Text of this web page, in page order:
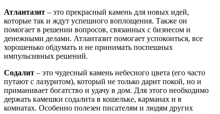
Атлантазит – это прекрасный камень для новых идей,
которые так и ждут успешного воплощения. Также он
помогает в решении вопросов, связанных с бизнесом и
денежными делами. Атлантазит помогает успокоиться, все
хорошенько обдумать и не принимать поспешных
импульсивных решений.
Содалит – это чудесный камень небесного цвета (его часто
путают с лазуритом), который не только дарит покой, но и
приманивает богатство и удачу в дом. Для этого необходимо
держать камешки содалита в кошельке, карманах и в
комнатах. Особенно полезен писателям и людям других